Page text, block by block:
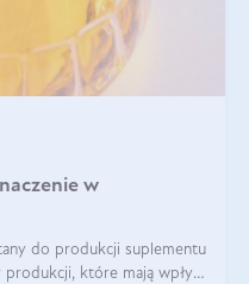
w
do produkcji suplementu
które mają wpływ